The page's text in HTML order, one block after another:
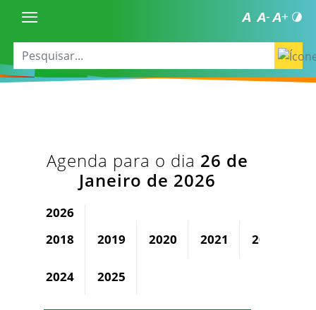
Agenda para o dia 26 de
Janeiro de 2026
2026
2018
2019 2020 2021 2022
2024 2025